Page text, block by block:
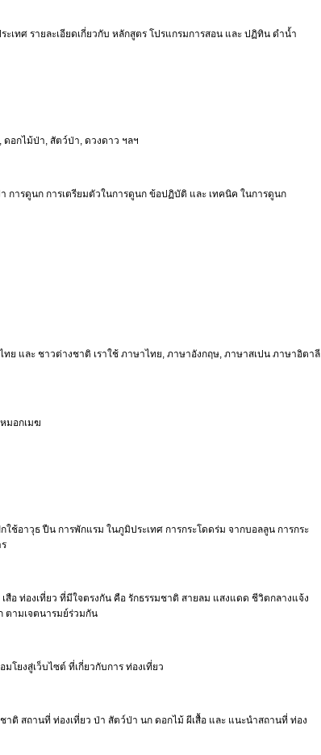
ทศ รายละเอียดเกี่ยวกับ หลักสูตร โปรแกรมการสอน และ ปฏิทิน ดำน้ำ
อกไม้ป่า, สัตว์ป่า, ดวงดาว ฯลฯ
การดูนก การเตรียมตัวในการดูนก ข้อปฏิบัติ และ เทคนิค ในการดูนก
ย และ ชาวต่างชาติ เราใช้ ภาษาไทย, ภาษาอังกฤษ, ภาษาสเปน ภาษาอิตาลี
มอกเมฆ
ช้อาวุธ ปืน การพักแรม ในภูมิประเทศ การกระโดดร่ม จากบอลลูน การกระ
สือ ท่องเที่ยว ที่มีใจตรงกัน คือ รักธรรมชาติ สายลม แสงแดด ชีวิตกลางแจ้ง
ตามเจตนารมย์ร่วมกัน
โยงสู่เว็บไซต์ ที่เกี่ยวกับการ ท่องเที่ยว
ติ สถานที่ ท่องเที่ยว ป่า สัตว์ป่า นก ดอกไม้ ผีเสื้อ และ แนะนำสถานที่ ท่อง